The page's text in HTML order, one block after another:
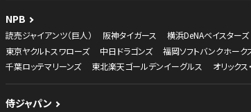
NPB
読売ジャイアンツ（巨人） 阪神タイガース 横浜DeNAベイスターズ
東京ヤクルトスワローズ
中日ドラゴンズ 福岡ソフトバンクホーク
千葉ロッテマリーンズ
東北楽天ゴールデンイーグルス オリック
侍ジャパン